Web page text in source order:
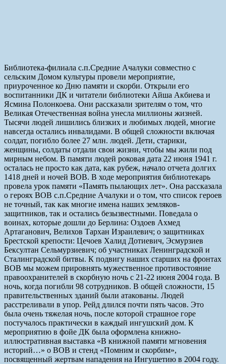
Библиотека-филиала с.п.Средние Ачалуки совместно с
сельским Домом культуры провели мероприятие,
приуроченное ко Дню памяти и скорби. Открыли его
воспитанники ДК и читатели библиотеки Айша Акбиева и
Ясмина Полонкоева. Они рассказали зрителям о том, что
Великая Отечественная война унесла миллионы жизней.
Тысячи людей лишились близких и любимых людей, многие
навсегда остались инвалидами. В общей сложности включая
солдат, погибло более 27 млн. людей. Дети, старики,
женщины, солдаты отдали свои жизни, чтобы мы жили под
мирным небом. В памяти людей роковая дата 22 июня 1941 г.
осталась не просто как дата, как рубеж, начало отчета долгих
1418 дней и ночей ВОВ. В ходе мероприятия библиотекарь
провела урок памяти «Память пылающих лет». Она рассказала
о героях ВОВ с.п.Средние Ачалуки и о том, что список героев
не точный, так как многие имена наших земляков-
защитников, так и остались безызвестными. Поведала о
воинах, которые дошли до Берлина: Оздоев Ахмед
Артаганович, Велихов Тархан Израилевич; о защитниках
Брестской крепости: Цечоев Халид Дотиевич, Эсмурзиев
Бексултан Сельмурзиевич; об участниках Ленинградской и
Сталинградской битвы. К подвигу наших старших на фронтах
ВОВ мы можем прировнять мужественное противостояние
правоохранителей в скорбную ночь с 21-22 июня 2004 года. В
ночь, когда погибли 98 сотрудников. В общей сложности, 15
правительственных зданий были атакованы. Людей
расстреливали в упор. Рейд длился почти пять часов. Это
была очень тяжелая ночь, после которой страшное горе
постучалось практически в каждый ингушский дом. К
мероприятию в фойе ДК была оформлена книжно-
иллюстративная выставка «В книжной памяти мгновения
историй…» о ВОВ и стенд «Помним и скорбим»,
посвященный жертвам нападения на Ингушетию в 2004 году.